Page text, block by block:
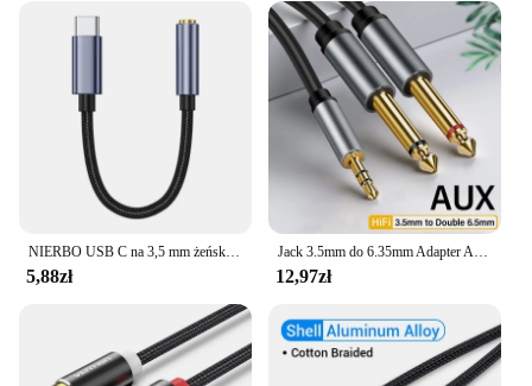
NIERBO USB C na 3,5 mm żeńskie gniazdo słuchawkowe Adapter typu C na Aux Audio Dongle do Samsung Galaxy iPad Pro Pixel
5,88zł
Jack 3.5mm do 6.35mm Adapter Audio kabel do głośnika wzmacniacz miksujący pozłacany 6.5mm 3.5 Jack męski Splitter AUX kabel Audio
12,97zł